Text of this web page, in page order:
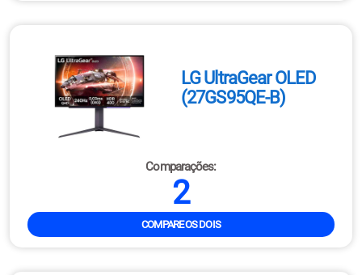
LG UltraGear OLED
(27GS95QE-B)
Comparações:
2
COMPARE OS DOIS